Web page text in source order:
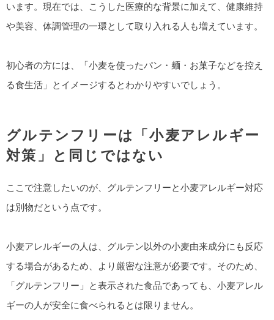
います。現在では、こうした医療的な背景に加えて、健康維持
や美容、体調管理の一環として取り入れる人も増えています。
初心者の方には、「小麦を使ったパン・麺・お菓子などを控え
る食生活」とイメージするとわかりやすいでしょう。
グルテンフリーは「小麦アレルギー
対策」と同じではない
ここで注意したいのが、グルテンフリーと小麦アレルギー対応
は別物だという点です。
小麦アレルギーの人は、グルテン以外の小麦由来成分にも反応
する場合があるため、より厳密な注意が必要です。そのため、
「グルテンフリー」と表示された食品であっても、小麦アレル
ギーの人が安全に食べられるとは限りません。